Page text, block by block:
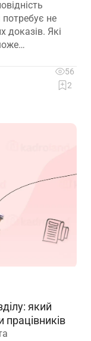
не
доказів. Які
56
2
який